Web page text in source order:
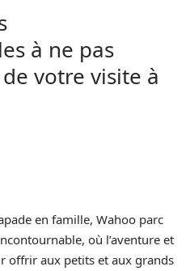
à ne pas
votre visite à
en famille, Wahoo parc
où l’aventure et
offrir aux petits et aux grands